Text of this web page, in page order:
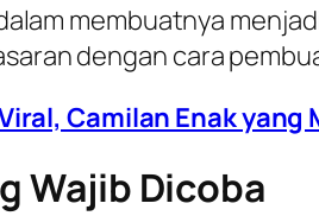
membuatnya
dengan cara
Camilan Enak yang
Wajib Dicoba